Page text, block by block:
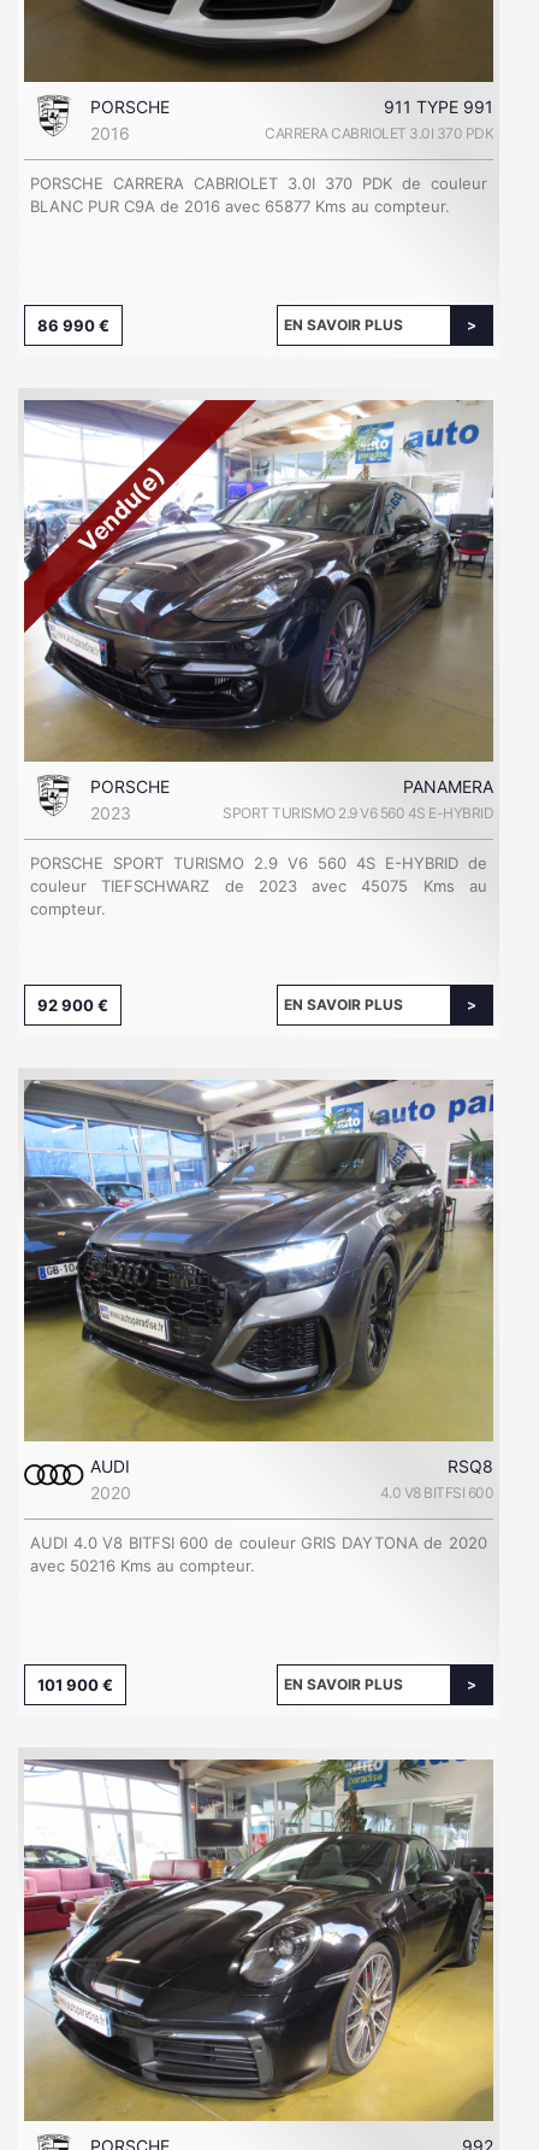
PORSCHE
911 TYPE 991
2016
CARRERA CABRIOLET 3.0I 370 PDK
PORSCHE CARRERA CABRIOLET 3.0I 370 PDK de couleur
BLANC PUR C9A de 2016 avec 65877 Kms au compteur.
86 990 € EN SAVOIR PLUS
Vendu(e)
PORSCHE
PANAMERA
2023
SPORT TURISMO 2.9 V6 560 4S E-HYBRID
PORSCHE SPORT TURISMO 2.9 V6 560 4S E-HYBRID de
couleur TIEFSCHWARZ de 2023 avec 45075 Kms au
compteur.
92 900 € EN SAVOIR PLUS
AUDI
RSQ8
2020
4.0 V8 BITFSI 600
AUDI 4.0 V8 BITFSI 600 de couleur GRIS DAYTONA de 2020
avec 50216 Kms au compteur.
101 900 € EN SAVOIR PLUS
PORSCHE 992